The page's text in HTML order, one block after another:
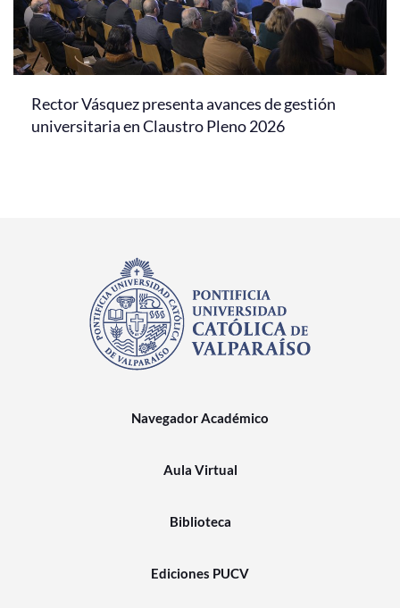
Rector Vásquez presenta avances de gestión
universitaria en Claustro Pleno 2026
Navegador Académico
Aula Virtual
Biblioteca
Ediciones PUCV